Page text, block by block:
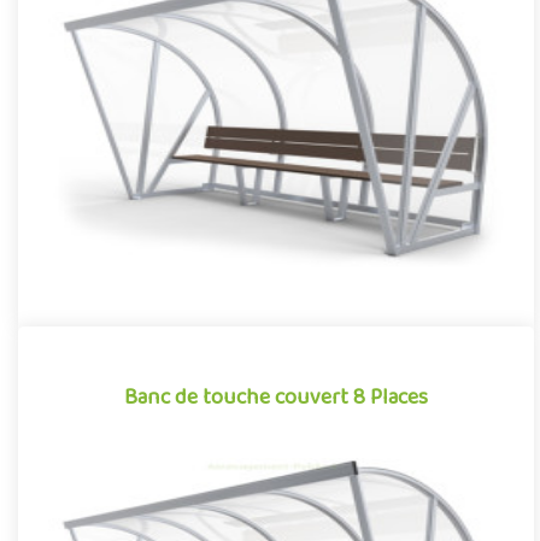
Banc de touche couvert 6 Places
Banc de touche monobloc surmonté d’un toit en auvent, cet abri,
pouvant accueillir jusqu’à 6 personnes, a été conçu et optimi..
Offre partenaire
Banc de touche couvert 8 Places
Banc de touche couvert 8 Places